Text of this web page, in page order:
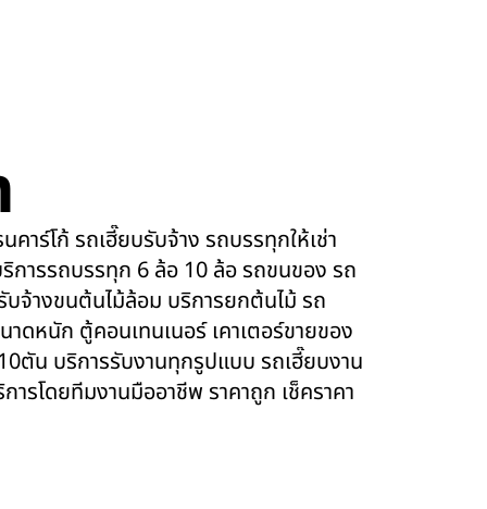
คาร์โก้ รถเฮี๊ยบรับจ้าง รถบรรทุกให้เช่า
การรถบรรทุก 6 ล้อ 10 ล้อ รถขนของ รถ
จ้างขนต้นไม้ล้อม บริการยกต้นไม้ รถ
หนัก ตู้คอนเทนเนอร์ เคาเตอร์ขายของ
ตัน บริการรับงานทุกรูปแบบ รถเฮี๊ยบงาน
ารโดยทีมงานมืออาชีพ ราคาถูก เช็คราคา